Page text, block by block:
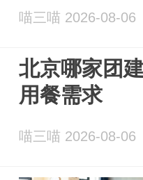
喵三喵 2026-08-06
北京哪家团
用餐需求
喵三喵 2026-08-06